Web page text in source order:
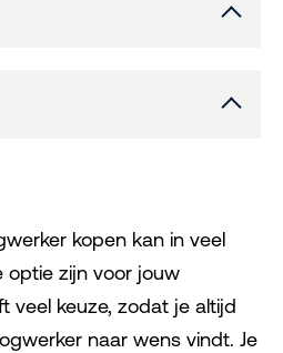
kopen kan in veel
optie zijn voor jouw
veel keuze, zodat je altijd
naar wens vindt. Je